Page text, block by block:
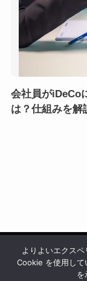
会社員がiDeCo
は？仕組みを解
会社情報 利用
よりよいエクス
Cookie を使用して
を